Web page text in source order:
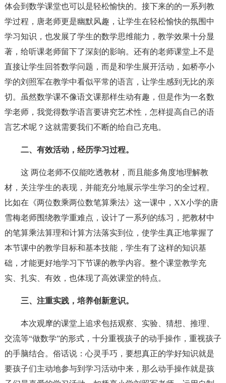
体会到数学课堂也可以是轻松愉快的。接下来的的一系列教
学过程，唐老师更是幽默风趣，让学生在轻松愉快的氛围中
学习知识，也发展了学生的数学思维能力，教学效果十分显
著，给听课老师留下了深刻的影响。还有的老师课堂上不是
直接让学生回答数学问题，而是和学生展开活动，如桥亭小
学的刘照军在教学中看似平常的语言，让学生感到无比的亲
切。虽然数学课不像语文课那样生动有趣，但是作为一名数
学老师，我觉得数学语言要讲究艺术性，怎样提高自己的语
言艺术呢？这就需要我们不断的给自己充电。
二、有效活动，经历学习过程。
这 两位老师不仅能吃透教材，而且能多角度地理解教
材，关注学生的表现，并能充分地展示学生学习的全过程。
比如在《两位数乘两位数笔算乘法》这一课中，XX小学的唐
雪梅老师围绕教学重难点，设计了一系列的练习，把教材中
的笔算乘法算理和计算方法落实到位，使学生真正地掌握了
本节课中的教学目标和基本技能，学生有了这样的知识基
础，才能更好地学习下节课的教学内容。整个课堂教学充
实、扎实、有效，也体现了高效课堂的特点。
三、注重实践，培养创新意识。
本次观摩的课堂上追求包括观察、实验、猜想、推理、
交流等“做数学”的形式，十分重视孩子的动手操作，重视孩子
的手脑结合。俗话说：心灵手巧，要想真正的学好知识就是
要孩子们主动地参与到学习活动中来，那么动手操作就是孩